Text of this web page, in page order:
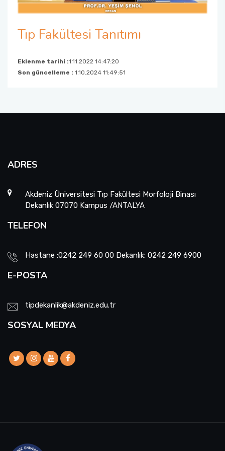
Tıp Fakültesi Tanıtımı
Eklenme tarihi :1.11.2022 14:47:20
Son güncelleme : 1.10.2024 11:49:51
ADRES
Akdeniz Üniversitesi Tıp Fakültesi Morfoloji Binası
Dekanlık 07070 Kampus /ANTALYA
TELEFON
Hastane :0242 249 60 00 Dekanlık: 0242 249 6900
E-POSTA
tipdekanlik@akdeniz.edu.tr
SOSYAL MEDYA
Ana Bilim Dalı Başkanları
Organizasyon Şemamız
Tıp Fakültesi Dekanlığı Kurullar Gündem Formu